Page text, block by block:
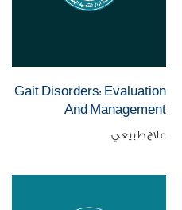
Gait Disorders: Evaluation
And Management
علاج طبيعي